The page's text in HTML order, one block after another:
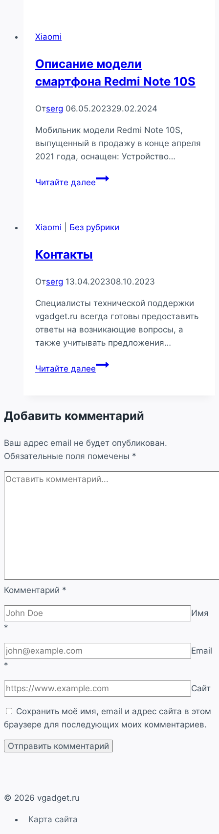
Xiaomi
Описание модели
смартфона Redmi Note 10S
Отserg 06.05.202329.02.2024
Мобильник модели Redmi Note 10S,
выпущенный в продажу в конце апреля
2021 года, оснащен: Устройство…
Читайте далееОписание
Note
Xiaomi Без рубрики
Контакты
Отserg 13.04.202308.10.2023
Специалисты технической поддержки
vgadget.ru всегда готовы предоставить
ответы на возникающие вопросы, а
также учитывать предложения…
Читайте далееКонтакты
Добавить комментарий
Ваш адрес email не будет опубликован.
Обязательные поля помечены *
Комментарий *
Имя
*
Email
*
Сайт
Сохранить моё имя, email и адрес сайта в этом
браузере для последующих моих комментариев.
© 2026 vgadget.ru
Карта сайта